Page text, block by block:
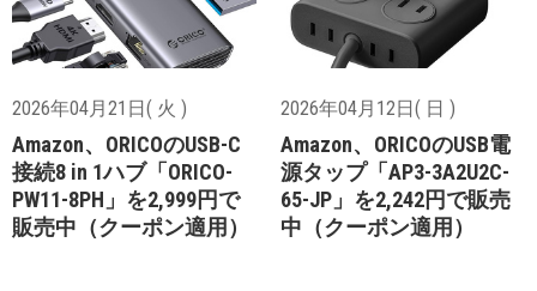
2026年04月21日( 火 )
Amazon、ORICOのUSB-C
接続8 in 1ハブ「ORICO-
PW11-8PH」を2,999円で
販売中（クーポン適用）
2026年04月12日( 日 )
Amazon、ORICOのUSB電
源タップ「AP3-3A2U2C-
65-JP」を2,242円で販売
中（クーポン適用）